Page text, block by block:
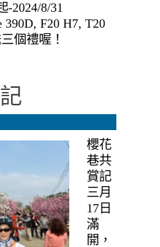
-2024/8/31
F20 H7, T20
個禮喔！
櫻花
巷共
賞記
三月
17日
滿
開，